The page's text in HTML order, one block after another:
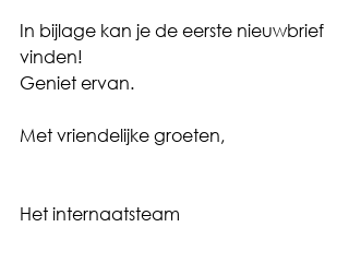
In bijlage kan je de eerste nieuwbrief
vinden!
Geniet ervan.
Met vriendelijke groeten,
Het internaatsteam